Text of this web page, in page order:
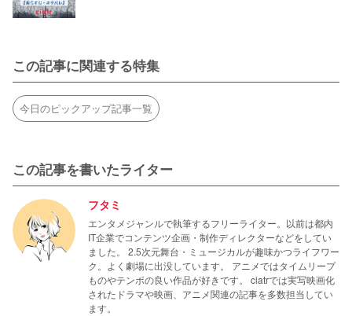
この記事に関連する特集
今日のピックアップ記事一覧
この記事を書いたライター
フタミ
エンタメジャンルで執筆するフリーライター。以前は都内
IT企業でコンテンツ企画・制作ディレクターなどをしてい
ました。 2.5次元舞台・ミュージカルが趣味かつライフワー
ク。よく劇場に出没しています。 アニメではタイムリープ
ものやテンポの良い作品が好きです。 ciatrでは実写映画化
されたドラマや映画、アニメ関連の記事を多数担当してい
ます。